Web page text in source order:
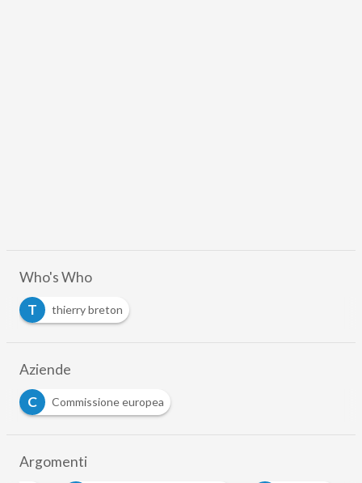
Who's Who
T
thierry breton
Aziende
C
Commissione europea
Argomenti